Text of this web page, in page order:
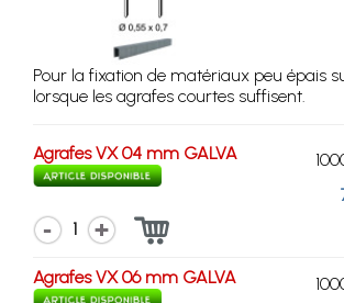
Pour la fixation de matériaux peu épais
lorsque les agrafes courtes suffisent.
Agrafes VX 04 mm GALVA
1
Agrafes VX 06 mm GALVA